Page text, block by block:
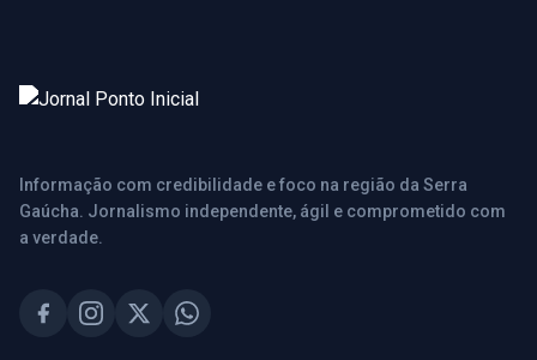
Informação com credibilidade e foco na região da Serra
Gaúcha. Jornalismo independente, ágil e comprometido com
a verdade.